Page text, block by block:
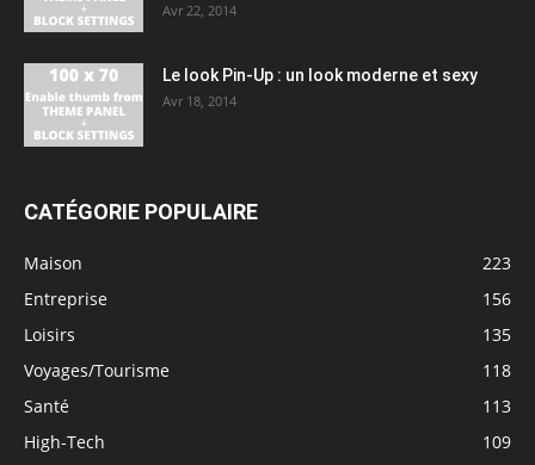
Avr 22, 2014
Le look Pin-Up : un look moderne et sexy
Avr 18, 2014
CATÉGORIE POPULAIRE
Maison
223
Entreprise
156
Loisirs
135
Voyages/Tourisme
118
Santé
113
High-Tech
109